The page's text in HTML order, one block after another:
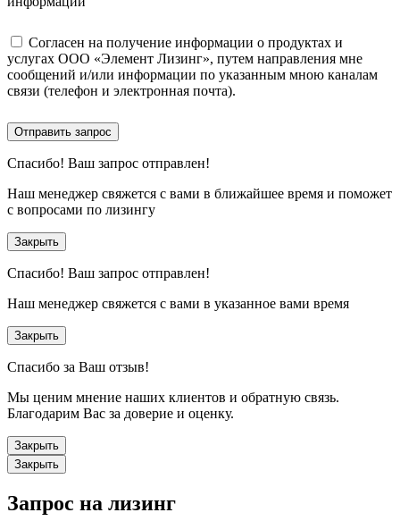
Согласен на получение информации о продуктах и
услугах ООО «Элемент Лизинг», путем направления мне
сообщений и/или информации по указанным мною каналам
связи (телефон и электронная почта).
Отправить запрос
Спасибо! Ваш запрос отправлен!
Наш менеджер свяжется с вами в ближайшее время и поможет
с вопросами по лизингу
Закрыть
Спасибо! Ваш запрос отправлен!
Наш менеджер свяжется с вами в указанное вами время
Закрыть
Спасибо за Ваш отзыв!
Мы ценим мнение наших клиентов и обратную связь.
Благодарим Вас за доверие и оценку.
Закрыть
Закрыть
Запрос на лизинг